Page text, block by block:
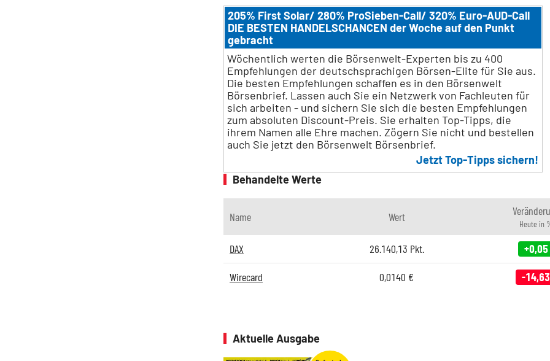
205% First Solar/ 280% ProSieben-Call/ 320% Euro-AUD-Call
DIE BESTEN HANDELSCHANCEN der Woche auf den Punkt
gebracht
Wöchentlich werten die Börsenwelt-Experten bis zu 400
Empfehlungen der deutschsprachigen Börsen-Elite für Sie aus.
Die besten Empfehlungen schaffen es in den Börsenwelt
Börsenbrief. Lassen auch Sie ein Netzwerk von Fachleuten für
sich arbeiten - und sichern Sie sich die besten Empfehlungen
zum absoluten Discount-Preis. Sie erhalten Top-Tipps, die
ihrem Namen alle Ehre machen. Zögern Sie nicht und bestellen
auch Sie jetzt den Börsenwelt Börsenbrief.
Jetzt Top-Tipps sichern!
Behandelte Werte
Name Wert
Heute in
DAX 26.140,13 Pkt. +0,05
Wirecard 0,0140 € -14,63
Aktuelle Ausgabe